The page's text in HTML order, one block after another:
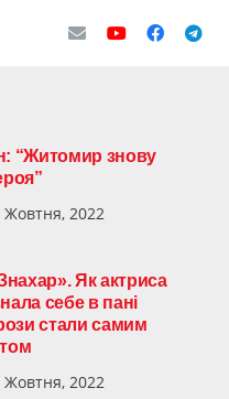
“Житомир знову
Жовтня, 2022
Як актриса
себе в пані
стали самим
Жовтня, 2022